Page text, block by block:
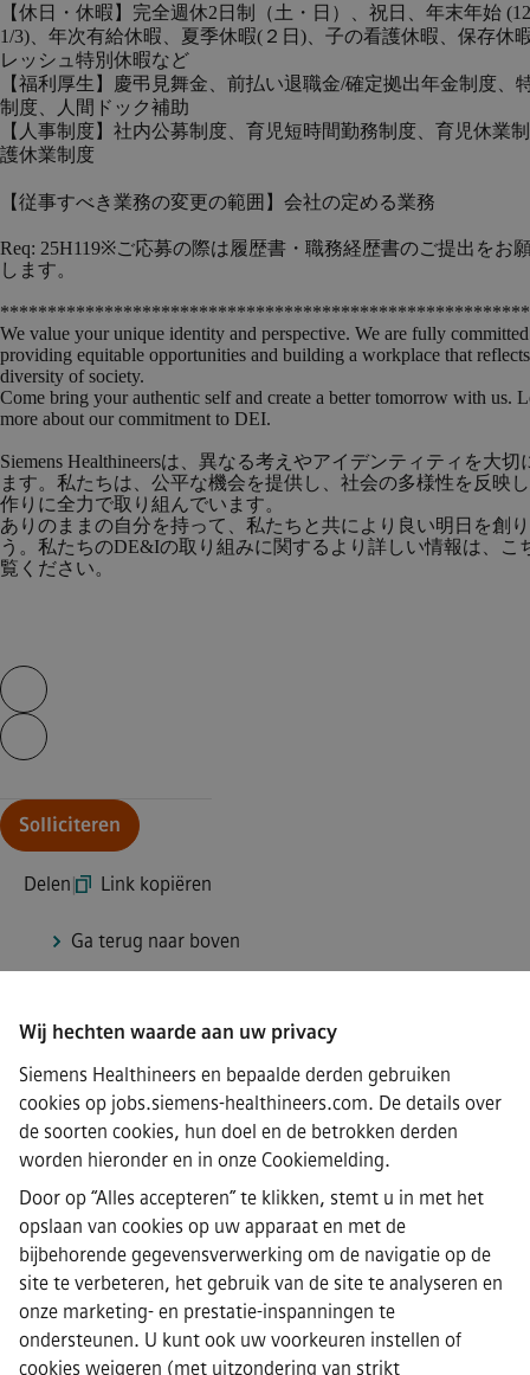
Wij hechten waarde aan uw privacy
Siemens Healthineers en bepaalde derden gebruiken
cookies op jobs.siemens-healthineers.com. De details over
de soorten cookies, hun doel en de betrokken derden
worden hieronder en in onze Cookiemelding.
Door op “Alles accepteren” te klikken, stemt u in met het
opslaan van cookies op uw apparaat en met de
bijbehorende gegevensverwerking om de navigatie op de
site te verbeteren, het gebruik van de site te analyseren en
onze marketing- en prestatie-inspanningen te
ondersteunen. U kunt ook uw voorkeuren instellen of
cookies weigeren (met uitzondering van strikt
【休日・休暇】完全週休2日制（土・日）、祝日、年末年始
1/3)、年次有給休暇、夏季休暇(２日)、子の看護休暇、保存休
レッシュ特別休暇など
【福利厚生】慶弔見舞金、前払い退職金/確定拠出年金制度、
制度、人間ドック補助
【人事制度】社内公募制度、育児短時間勤務制度、育児休業
護休業制度
【従事すべき業務の変更の範囲】会社の定める業務
Req: 25H119※ご応募の際は履歴書・職務経歴書のご提出をお
します。
We value your unique identity and perspective. We are fully
providing equitable opportunities and building a workplace that
diversity of society.
Come bring your authentic self and create a better tomorrow with us.
more about our commitment to DEI.
Siemens Healthineersは、異なる考えやアイデンティティを大切
ます。私たちは、公平な機会を提供し、社会の多様性を反映
作りに全力で取り組んでいます。
ありのままの自分を持って、私たちと共により良い明日を創
う。私たちのDE&Iの取り組みに関するより詳しい情報は、こ
覧ください。
Skip video slider
Solliciteren
Delen| Link kopiëren
Ga terug naar boven
Connect
Veelgestelde vragen
·
Bedrijfsinformatie
·
Privacyverklaring
·
Cookieverklaring
·